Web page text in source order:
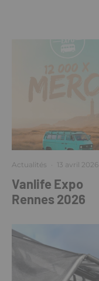
Actualités · 13 avril 2026
Vanlife Expo
Rennes 2026